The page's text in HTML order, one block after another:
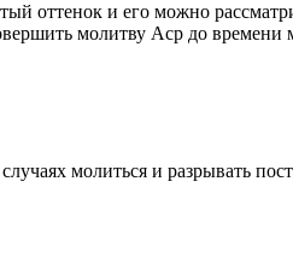
оттенок и его можно
молитву Аср до
молиться и разрывать